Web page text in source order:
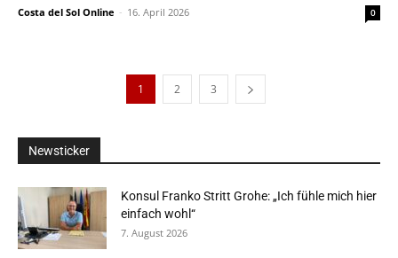
Costa del Sol Online - 16. April 2026 0
1 2 3
Newsticker
Konsul Franko Stritt Grohe: „Ich fühle mich hier
einfach wohl“
7. August 2026